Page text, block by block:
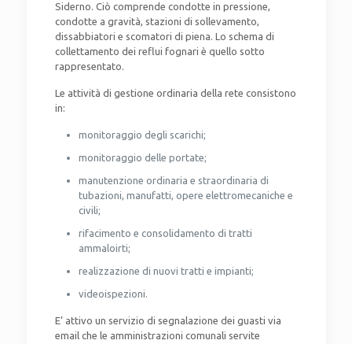
Siderno. Ciò comprende condotte in pressione,
condotte a gravità, stazioni di sollevamento,
dissabbiatori e scomatori di piena. Lo schema di
collettamento dei reflui fognari è quello sotto
rappresentato.
Le attività di gestione ordinaria della rete consistono
in:
monitoraggio degli scarichi;
monitoraggio delle portate;
manutenzione ordinaria e straordinaria di
tubazioni, manufatti, opere elettromecaniche e
civili;
rifacimento e consolidamento di tratti
ammaloirti;
realizzazione di nuovi tratti e impianti;
videoispezioni.
E’ attivo un servizio di segnalazione dei guasti via
email che le amministrazioni comunali servite